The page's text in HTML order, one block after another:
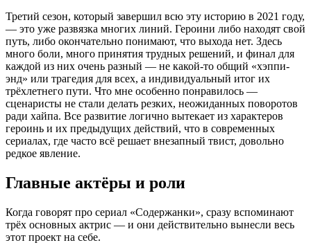
Третий сезон, который завершил всю эту историю в 2021 году,
— это уже развязка многих линий. Героини либо находят свой
путь, либо окончательно понимают, что выхода нет. Здесь
много боли, много принятия трудных решений, и финал для
каждой из них очень разный — не какой-то общий «хэппи-
энд» или трагедия для всех, а индивидуальный итог их
трёхлетнего пути. Что мне особенно понравилось —
сценаристы не стали делать резких, неожиданных поворотов
ради хайпа. Все развитие логично вытекает из характеров
героинь и их предыдущих действий, что в современных
сериалах, где часто всё решает внезапный твист, довольно
редкое явление.
Главные актёры и роли
Когда говорят про сериал «Содержанки», сразу вспоминают
трёх основных актрис — и они действительно вынесли весь
этот проект на себе.